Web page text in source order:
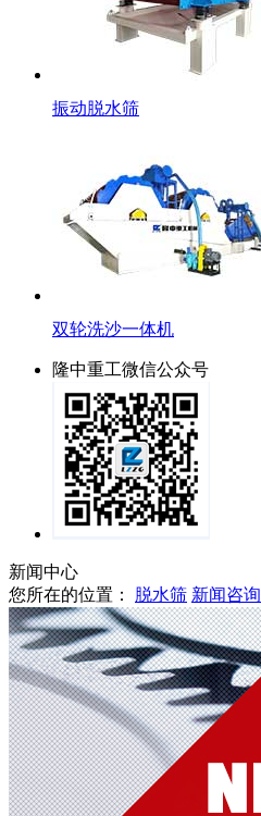
振动脱水筛
双轮洗沙一体机
隆中重工微信公众号
新闻中心
您所在的位置：
脱水筛 新闻咨询